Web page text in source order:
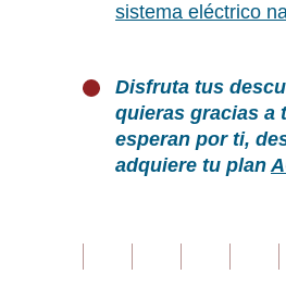
sistema eléctrico
Disfruta tus
quieras gracias a
esperan por ti,
adquiere tu plan